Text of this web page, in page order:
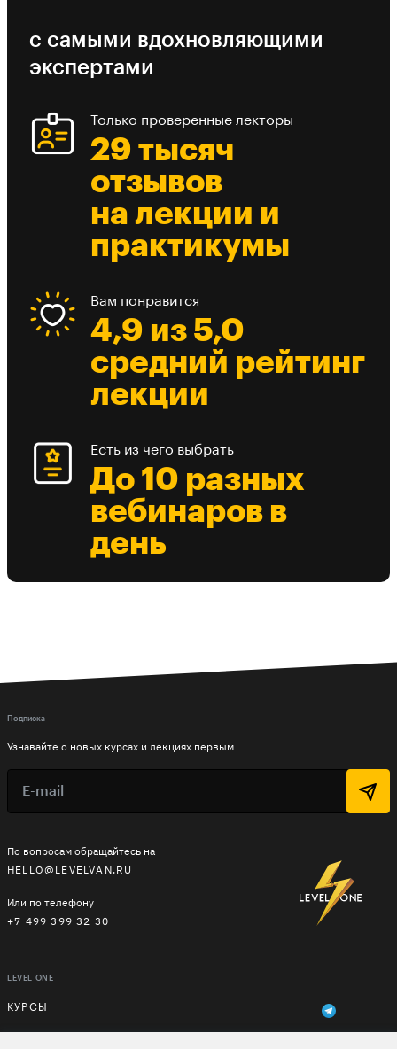
с самыми вдохновляющими
экспертами
Только проверенные лекторы
29 тысяч
отзывов
на лекции и
практикумы
Вам понравится
4,9 из 5,0
средний рейтинг
лекции
Есть из чего выбрать
До 10 разных
вебинаров в
день
По вопросам обращайтесь на
HELLO@LEVELVAN.RU
Или по телефону
+7 499 399 32 30
LEVEL ONE
КУРСЫ
Подписка
Узнавайте о новых курсах и лекциях первым